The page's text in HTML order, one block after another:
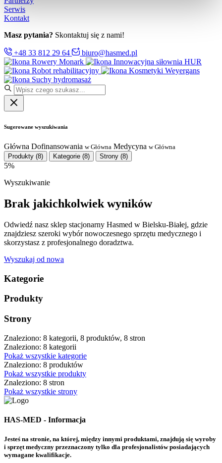
Serwis
Kontakt
Masz pytania? Skontaktuj się z nami!
+48 33 812 29 64
biuro@hasmed.pl
Rowery Monark
Innowacyjna siłownia HUR
Robot rehabilitacyjny
Kosmetyki Weyergans
Suchy hydromasaż
Sugerowane wyszukiwania
Główna Dofinansowania w Główna Medycyna w Główna
Produkty (8) Kategorie (8) Strony (8)
5%
Wyszukiwanie
Brak jakichkolwiek wyników
Odwiedź nasz sklep stacjonarny Hasmed w Bielsku-Białej, gdzie
znajdziesz szeroki wybór nowoczesnego sprzętu medycznego i
skorzystasz z profesjonalnego doradztwa.
Wyszukaj od nowa
Kategorie
Produkty
Strony
Znaleziono: 8 kategorii, 8 produktów, 8 stron
Znaleziono: 8 kategorii
Pokaż wszystkie kategorie
Znaleziono: 8 produktów
Pokaż wszystkie produkty
Znaleziono: 8 stron
Pokaż wszystkie strony
HAS-MED - Informacja
Jesteś na stronie, na której, między innymi produktami, znajdują się wyroby
i sprzęt medyczny przeznaczony tylko dla profesjonalistów posiadających
wymagane kwalifikacje.